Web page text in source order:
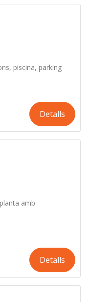
piscina, parking
Detalls
amb
Detalls